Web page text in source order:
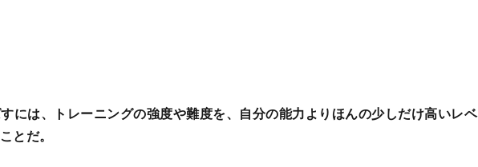
には、トレーニングの強度や難度を、自分の能力よりほんの少しだけ高いレベ
とだ。